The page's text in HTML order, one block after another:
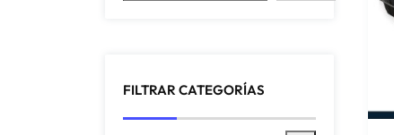
FILTRAR CATEGORÍAS